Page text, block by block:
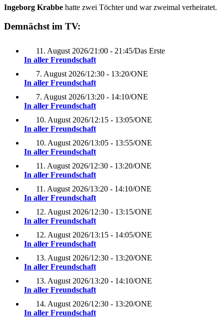
Ingeborg Krabbe hatte zwei Töchter und war zweimal verheiratet.
Demnächst im TV:
11. August 2026/21:00 - 21:45/Das Erste
In aller Freundschaft
7. August 2026/12:30 - 13:20/ONE
In aller Freundschaft
7. August 2026/13:20 - 14:10/ONE
In aller Freundschaft
10. August 2026/12:15 - 13:05/ONE
In aller Freundschaft
10. August 2026/13:05 - 13:55/ONE
In aller Freundschaft
11. August 2026/12:30 - 13:20/ONE
In aller Freundschaft
11. August 2026/13:20 - 14:10/ONE
In aller Freundschaft
12. August 2026/12:30 - 13:15/ONE
In aller Freundschaft
12. August 2026/13:15 - 14:05/ONE
In aller Freundschaft
13. August 2026/12:30 - 13:20/ONE
In aller Freundschaft
13. August 2026/13:20 - 14:10/ONE
In aller Freundschaft
14. August 2026/12:30 - 13:20/ONE
In aller Freundschaft